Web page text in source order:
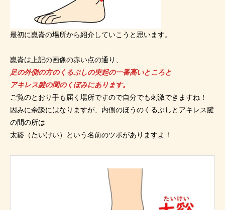
最初に崑崙の場所から紹介していこうと思います。
崑崙は上記の画像の赤い点の通り、
足の外側の方のくるぶしの突起の一番高いところと
アキレス腱の間のくぼみにあります。
ご覧のとおり手も届く場所ですので自分でも刺激できますね！
因みに余談にはなりますが、内側のほうのくるぶしとアキレス腱
の間の所は
太谿（たいけい）という名前のツボがありますよ！